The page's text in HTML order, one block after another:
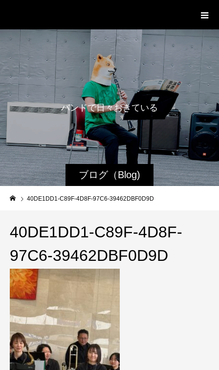
ブログ（Blog)
バンドで日々おきている日
40DE1DD1-C89F-4D8F-97C6-39462DBF0D9D
40DE1DD1-C89F-4D8F-
97C6-39462DBF0D9D